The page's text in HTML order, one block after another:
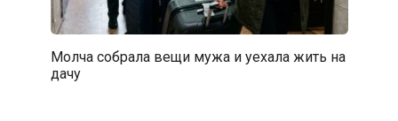
Молча собрала вещи мужа и уехала жить на
дачу